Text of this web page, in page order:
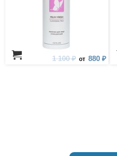
1 100 ₽ от 880 ₽